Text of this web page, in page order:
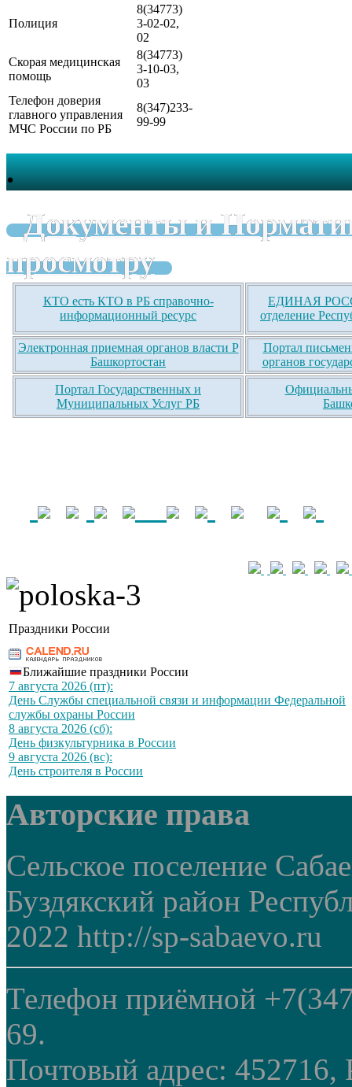
Полиция
8(34773)
3-02-02,
02
Скорая медицинская
помощь
8(34773)
3-10-03,
03
Телефон доверия
главного управления
МЧС России по РБ
8(347)233-
99-99
.
Документы и
просмотру
КТО есть КТО в РБ справочно-
информационный ресурс
ЕДИНАЯ
отделение
Электронная приемная органов власти Р
Башкортостан
Портал
органов
Портал Государственных и
Муниципальных Услуг РБ
Праздники России
Ближайшие праздники России
7 августа 2026 (пт):
День Службы специальной связи и информации Федеральной
службы охраны России
8 августа 2026 (сб):
День физкультурника в России
9 августа 2026 (вс):
День строителя в России
Авторские права
Сельское поселение
Буздякский район
2022 http://sp-sabaevo.ru
Телефон приёмной
69.
Почтовый адрес: 452716,